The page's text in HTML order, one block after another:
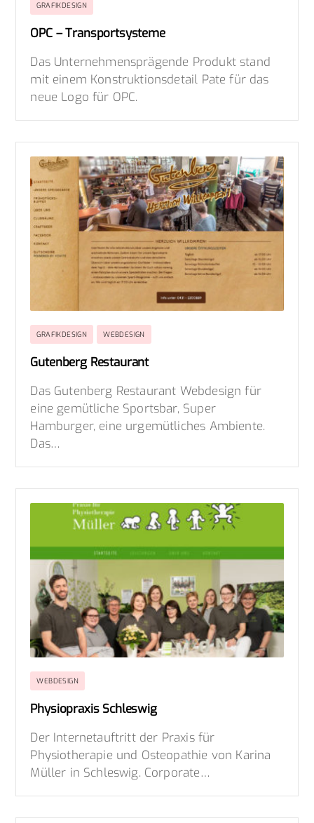
GRAFIKDESIGN
OPC – Transportsysteme
Das Unternehmensprägende Produkt stand
mit einem Konstruktionsdetail Pate für das
neue Logo für OPC.
GRAFIKDESIGN WEBDESIGN
Gutenberg Restaurant
Das Gutenberg Restaurant Webdesign für
eine gemütliche Sportsbar, Super
Hamburger, eine urgemütliches Ambiente.
Das…
WEBDESIGN
Physiopraxis Schleswig
Der Internetauftritt der Praxis für
Physiotherapie und Osteopathie von Karina
Müller in Schleswig. Corporate…